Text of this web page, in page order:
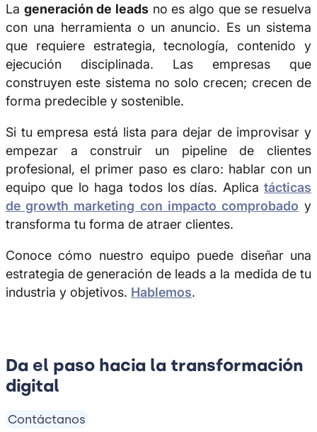
La generación de leads no es algo que se resuelva
con una herramienta o un anuncio. Es un sistema
que requiere estrategia, tecnología, contenido y
ejecución disciplinada. Las empresas que
construyen este sistema no solo crecen; crecen de
forma predecible y sostenible.
Si tu empresa está lista para dejar de improvisar y
empezar a construir un pipeline de clientes
profesional, el primer paso es claro: hablar con un
equipo que lo haga todos los días. Aplica tácticas
de growth marketing con impacto comprobado y
transforma tu forma de atraer clientes.
Conoce cómo nuestro equipo puede diseñar una
estrategia de generación de leads a la medida de tu
industria y objetivos. Hablemos.
Da el paso hacia la transformación
digital
Contáctanos